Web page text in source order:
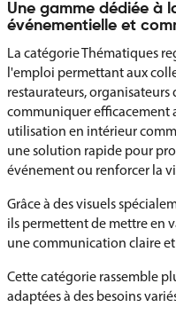
Une gamme dédiée à
événementielle et
La catégorie Thématiques
l'emploi permettant aux
restaurateurs,
communiquer efficacement
utilisation en intérieur
une solution rapide pour
événement ou renforcer la
Grâce à des visuels
ils permettent de mettre en
une communication claire
Cette catégorie rassemble
adaptées à des besoins